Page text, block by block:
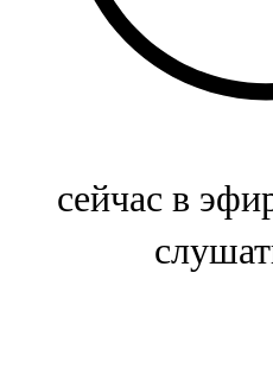
107,5 FM
Биләр
Болгар
сейчас в